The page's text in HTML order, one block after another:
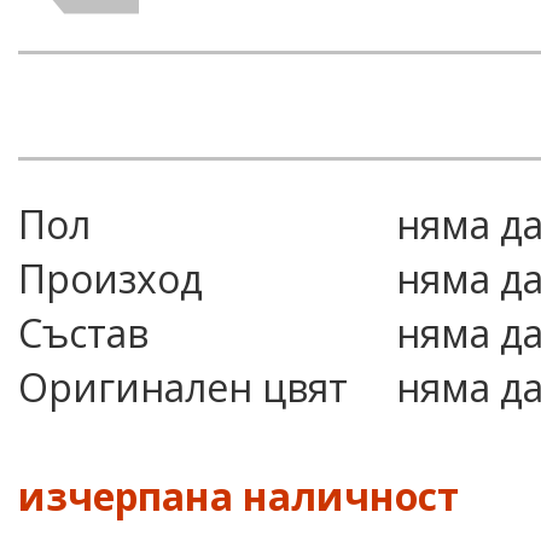
Пол
няма
Произход
няма
Състав
няма
Оригинален цвят
няма
изчерпана наличност